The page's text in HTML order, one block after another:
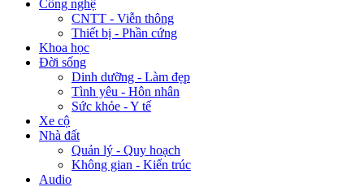
Công nghệ
CNTT - Viễn thông
Thiết bị - Phần cứng
Khoa học
Đời sống
Dinh dưỡng - Làm đẹp
Tình yêu - Hôn nhân
Sức khỏe - Y tế
Xe cộ
Nhà đất
Quản lý - Quy hoạch
Không gian - Kiến trúc
Audio